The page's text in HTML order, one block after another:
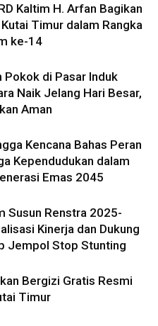
Kaltim H. Arfan Bagikan
Timur dalam Rangka
ke-14
Pokok di Pasar Induk
Naik Jelang Hari Besar,
Aman
Kencana Bahas Peran
Kependudukan dalam
Emas 2045
Susun Renstra 2025-
Kinerja dan Dukung
Jempol Stop Stunting
Bergizi Gratis Resmi
Timur